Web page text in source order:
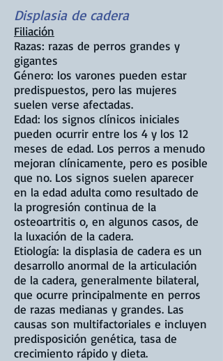
Displasia de cadera
Filiación
Razas: razas de perros grandes y
gigantes
Género: los varones pueden estar
predispuestos, pero las mujeres
suelen verse afectadas.
Edad: los signos clínicos iniciales
pueden ocurrir entre los 4 y los 12
meses de edad. Los perros a menudo
mejoran clínicamente, pero es posible
que no. Los signos suelen aparecer
en la edad adulta como resultado de
la progresión continua de la
osteoartritis o, en algunos casos, de
la luxación de la cadera.
Etiología: la displasia de cadera es un
desarrollo anormal de la articulación
de la cadera, generalmente bilateral,
que ocurre principalmente en perros
de razas medianas y grandes. Las
causas son multifactoriales e incluyen
predisposición genética, tasa de
crecimiento rápido y dieta.